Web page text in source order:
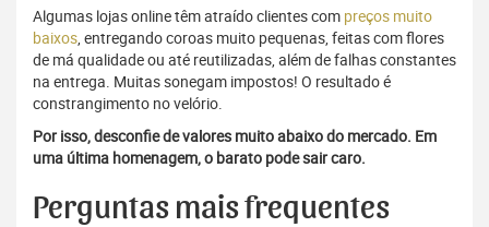
Algumas lojas online têm atraído clientes com preços muito
baixos, entregando coroas muito pequenas, feitas com flores
de má qualidade ou até reutilizadas, além de falhas constantes
na entrega. Muitas sonegam impostos! O resultado é
constrangimento no velório.
Por isso, desconfie de valores muito abaixo do mercado. Em
uma última homenagem, o barato pode sair caro.
Perguntas mais frequentes